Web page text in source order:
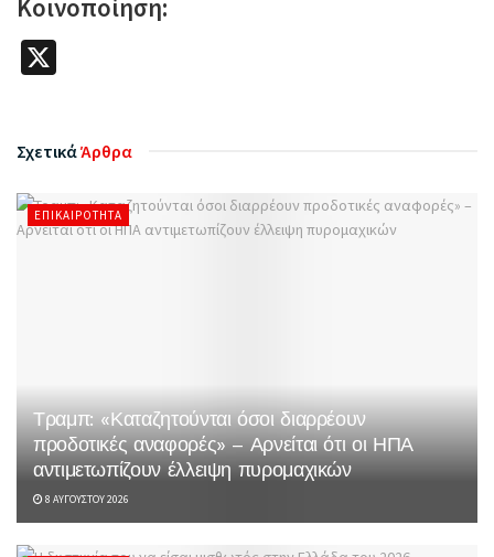
Κοινοποίηση:
ΣχετικάΆρθρα
ΕΠΙΚΑΙΡΌΤΗΤΑ
Τραμπ: «Καταζητούνται όσοι διαρρέουν
προδοτικές αναφορές» – Αρνείται ότι οι ΗΠΑ
αντιμετωπίζουν έλλειψη πυρομαχικών
8 ΑΥΓΟΎΣΤΟΥ 2026